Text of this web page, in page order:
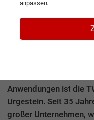
Interview mit
Geschäftsführer
Anwendungen ist die
Urgestein. Seit 35
großer Unternehmen,
anpassen.